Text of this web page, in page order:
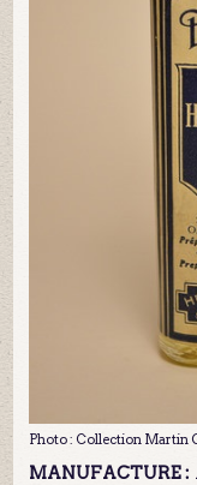
Photo : Collection Martin
MANUFACTURE :